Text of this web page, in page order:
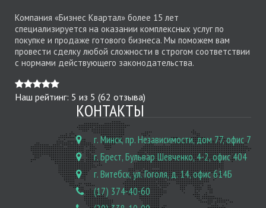
Компания «Бизнес Квартал» более 15 лет
специализируется на оказании комплексных услуг по
покупке и продаже готового бизнеса. Мы поможем вам
провести сделку любой сложности в строгом соответствии
с нормами действующего законодательства.
Наш рейтинг: 5 из 5 (62 отзыва)
КОНТАКТЫ
г. Минск, пр. Независимости, дом 77, офис 7
г. Брест, Бульвар Шевченко, 4-2, офис 404
г. Витебск, ул. Гоголя, д. 14, офис 614Б
(17) 374-40-60